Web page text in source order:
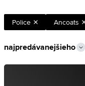
Police Ancoats